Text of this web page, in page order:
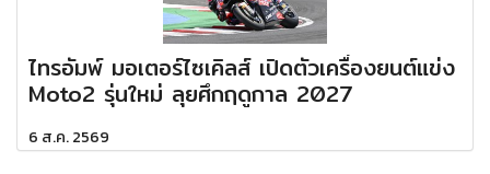
ไทรอัมพ์ มอเตอร์ไซเคิลส์ เปิดตัวเครื่องยนต์แข่ง
Moto2 รุ่นใหม่ ลุยศึกฤดูกาล 2027
6 ส.ค. 2569